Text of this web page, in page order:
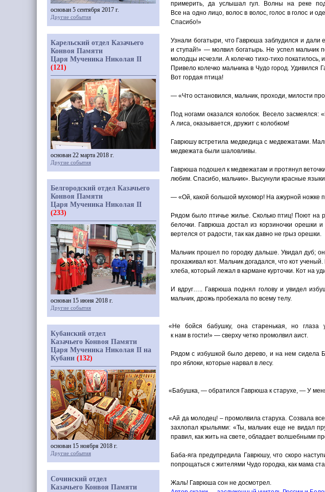
примерить, да услышал гул. Волны на реке
Все на одно лицо, волос в волос, голос в голос и
Спасибо!»
Узнали богатыри, что Гаврюша заблудился и дали
и ступай!» — молвил богатырь. Не успел мальчик
молодцы исчезли. А колечко тихо-тихо
Привело колечко мальчика в Чудо город.
Вот гордая птица!
— «Что остановился, мальчик, проходи, милости
Под ногами оказался колобок. Весело засмеялся: «
А лиса, оказывается, дружит с колобком!
Гаврюшу встретила медведица с медвежатами.
медвежата были шаловливы.
Гаврюша подошел к медвежатам и протянул
любим. Спасибо, мальчик». Высунули красные
— «Ой, какой большой мухомор! На ажурной ножке
Рядом было птичье жилье. Сколько птиц! Поют на
белочки. Гаврюша достал из корзиночки орешки
вертелся от радости, так как давно не грыз орешки.
Мальчик прошел по городку дальше. Увидал дуб;
прохаживал кот. Мальчик догадался, что кот
хлеба, который лежал в кармане курточки. Кот на
И вдруг….. Гаврюша поднял голову и увидел
мальчик, дрожь пробежала по всему телу.
« Не бойся бабушку, она старенькая, но глаза
к нам в гости!» — сверху четко промолвил аист.
Рядом с избушкой было дерево, и на нем сидела
про яблоки, которые нарвал в лесу.
« Бабушка, — обратился Гаврюша к старухе, — У
«Ай да молодец! – промолвила старуха. Созвала
захлопал крыльями: «Ты, мальчик еще не видал
правил, как жить на свете, обладает волшебными
Баба-яга предупредила Гаврюшу, что скоро
попрощаться с жителями Чудо городка, как мама
Жаль! Гаврюша сон не досмотрел.
основан 5 сентября 2017 г.
Другие события
Карельский отдел Казачьего
Конвоя Памяти
Царя Мученика Николая II
(121)
основан 22 марта 2018 г.
Другие события
Белгородский отдел Казачьего
Конвоя Памяти
Царя Мученика Николая II
(233)
основан 15 июня 2018 г.
Другие события
Кубанский отдел
Казачьего Конвоя Памяти
Царя Мученика Николая II на
Кубани (132)
основан 15 ноября 2018 г.
Другие события
Сочинский отдел
Казачьего Конвоя Памяти